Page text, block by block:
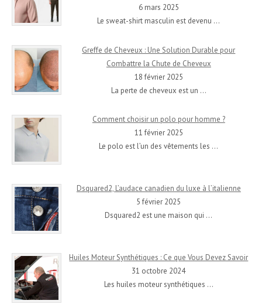
6 mars 2025
Le sweat-shirt masculin est devenu …
Greffe de Cheveux : Une Solution Durable pour
Combattre la Chute de Cheveux
18 février 2025
La perte de cheveux est un …
Comment choisir un polo pour homme ?
11 février 2025
Le polo est l’un des vêtements les …
Dsquared2, L’audace canadien du luxe à l’italienne
5 février 2025
Dsquared2 est une maison qui …
Huiles Moteur Synthétiques : Ce que Vous Devez Savoir
31 octobre 2024
Les huiles moteur synthétiques …